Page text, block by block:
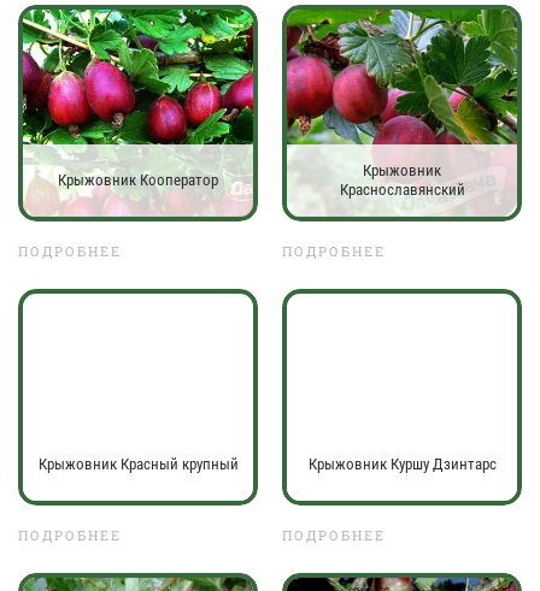
Крыжовник Кооператор
ПОДРОБНЕЕ
Крыжовник
Краснославянский
ПОДРОБНЕЕ
Крыжовник Красный крупный
ПОДРОБНЕЕ
Крыжовник Куршу Дзинтарс
ПОДРОБНЕЕ